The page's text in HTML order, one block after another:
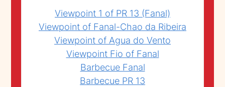
Viewpoint 1 of PR 13 (Fanal)
Viewpoint of Fanal-Chao da Ribeira
Viewpoint of Agua do Vento
Viewpoint Fio of Fanal
Barbecue Fanal
Barbecue PR 13